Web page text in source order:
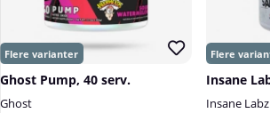
Ghost Pump, 40 serv.
Ghost Insane Labz